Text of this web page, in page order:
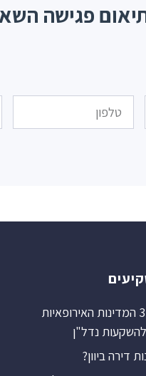
פגישה השאר פרטים
ברור שיוון שם: 3 המדינות האירופאיות
נדל"ן
דירה ביוון?